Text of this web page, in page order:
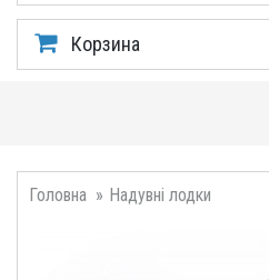
Корзина
Головна Надувні лодки